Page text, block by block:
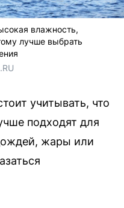
влажность,
лучше выбрать
учитывать, что
подходят для
жары или